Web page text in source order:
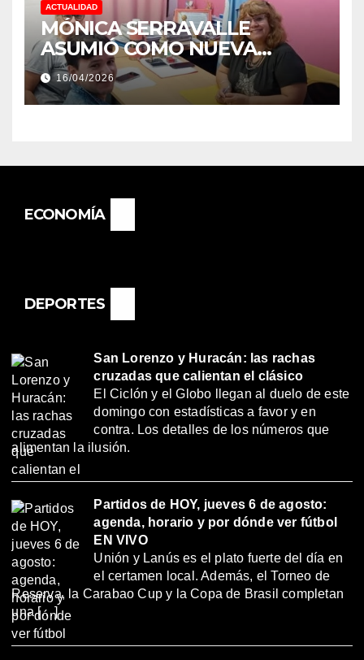
ACTUALIDAD
MÓNICA SERRAVALLE
ASUMIÓ COMO NUEVA
DIRECTORA DEL E.E.S. N° 82
«RENÉ FAVALORO» DE
BASAIL.
16/04/2026
ECONOMÍA
DEPORTES
San Lorenzo y Huracán: las rachas
cruzadas que calientan el clásico
El Ciclón y el Globo llegan al duelo de este
domingo con estadísticas a favor y en
contra. Los detalles de los números que
alimentan la ilusión.
Partidos de HOY, jueves 6 de agosto:
agenda, horario y por dónde ver fútbol
EN VIVO
Unión y Lanús es el plato fuerte del día en
el certamen local. Además, el Torneo de
Reserva, la Carabao Cup y la Copa de Brasil completan
una […]